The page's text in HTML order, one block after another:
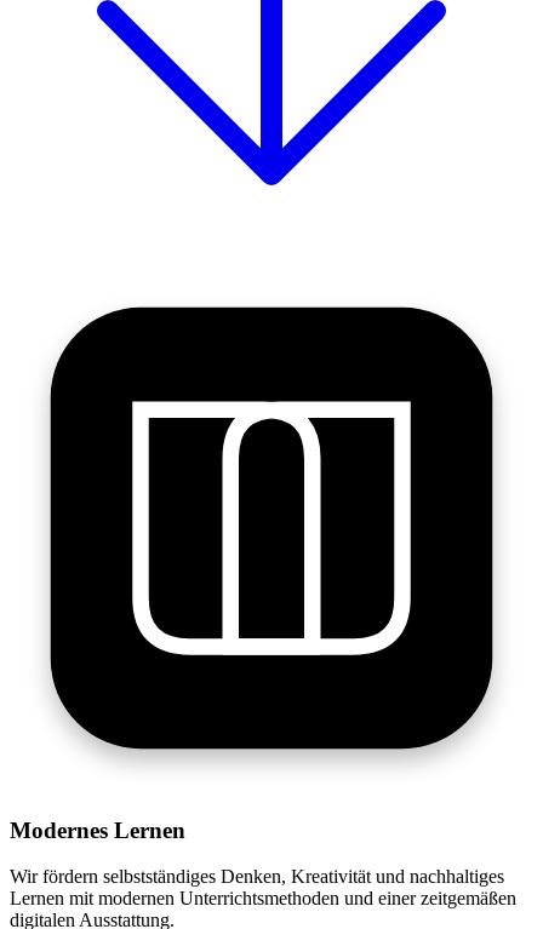
Modernes Lernen
Wir fördern selbstständiges Denken, Kreativität und nachhaltiges
Lernen mit modernen Unterrichtsmethoden und einer zeitgemäßen
digitalen Ausstattung.